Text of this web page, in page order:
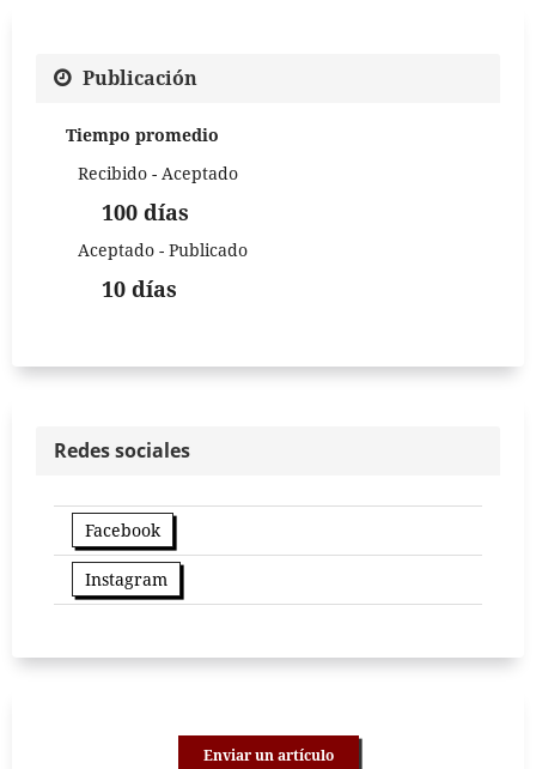
Publicación
Tiempo promedio
Recibido - Aceptado
100 días
Aceptado - Publicado
10 días
Redes sociales
Facebook
Instagram
Enviar un artículo